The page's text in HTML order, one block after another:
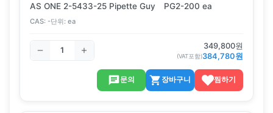
AS ONE 2-5433-25 Pipette Guy PG2-200 ea
CAS: -단위: ea
349,800원
(VAT포함)384,780원
문의 장바구니 찜하기